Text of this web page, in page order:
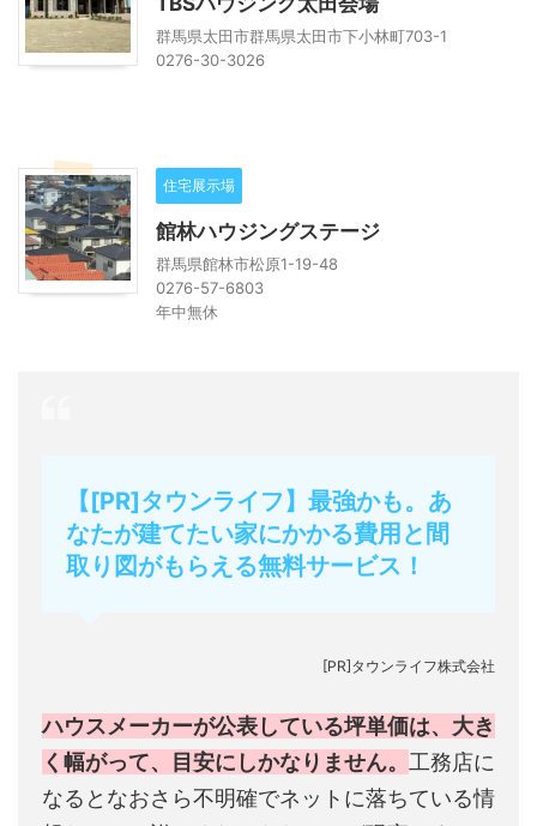
群馬県太田市群馬県太田市下小林町703-1
0276-30-3026
住宅展示場
館林ハウジングステージ
群馬県館林市松原1-19-48
0276-57-6803
年中無休
【[PR]タウンライフ】最強かも。あ
なたが建てたい家にかかる費用と間
取り図がもらえる無料サービス！
[PR]タウンライフ株式会社
ハウスメーカーが公表している坪単価は、大き
く幅がって、目安にしかなりません。 工務店に
なるとなおさら不明確でネットに落ちている情